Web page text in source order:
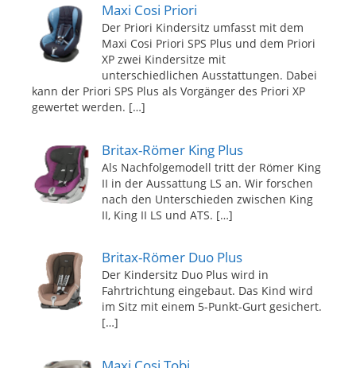
Maxi Cosi Priori
Der Priori Kindersitz umfasst mit dem
Maxi Cosi Priori SPS Plus und dem Priori
XP zwei Kindersitze mit
unterschiedlichen Ausstattungen. Dabei
kann der Priori SPS Plus als Vorgänger des Priori XP
gewertet werden. […]
Britax-Römer King Plus
Als Nachfolgemodell tritt der Römer King
II in der Aussattung LS an. Wir forschen
nach den Unterschieden zwischen King
II, King II LS und ATS. […]
Britax-Römer Duo Plus
Der Kindersitz Duo Plus wird in
Fahrtrichtung eingebaut. Das Kind wird
im Sitz mit einem 5-Punkt-Gurt gesichert.
[…]